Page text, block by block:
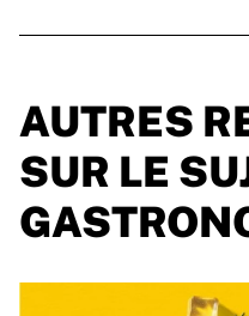
AUTRES
SUR LE